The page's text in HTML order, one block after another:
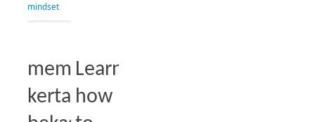
mindset
memanfaatkan
kertas
Learn
how